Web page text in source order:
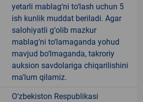
yetarli mablag‘ni to‘lash uchun 5
ish kunlik muddat beriladi. Agar
salohiyatli g‘olib mazkur
mablag‘ni to‘lamaganda yohud
mavjud bo‘lmaganda, takroriy
auksion savdolariga chiqarilishini
ma'lum qilamiz.
O‘zbekiston Respublikasi